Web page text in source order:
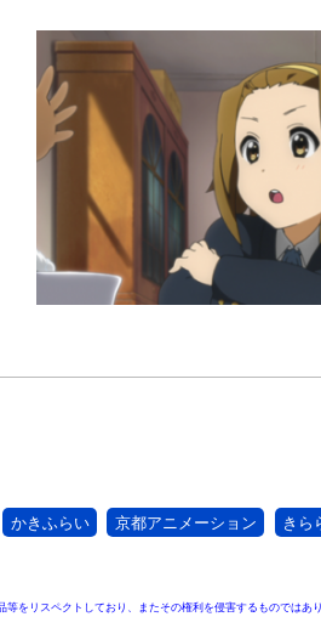
かきふらい 京都アニメーション きら
をリスペクトしており、またその権利を侵害するものではあ